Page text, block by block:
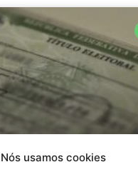
Nós usamos cookies